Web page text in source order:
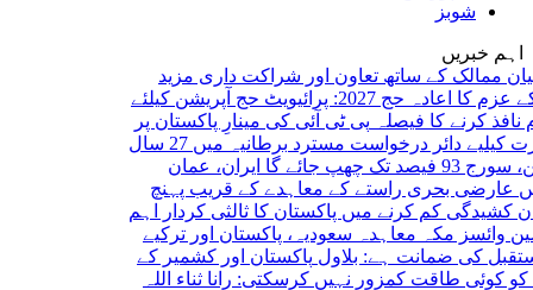
شوبز
اہم خبریں
کے ساتھ تعاون اور شراکت داری مزید
اعادہ
حج 2027: پرائیویٹ حج آپریشن کیلئے
کرنے کا فیصلہپی ٹی آئی کی مینارِ پاکستان پر
دائر درخواست مسترد
برطانیہ میں 27 سال
گا
ایران، عمان
بحری راستے کے معاہدے کے قریب پہنچ
کم کرنے میں پاکستان کا ثالثی کردار اہم
مکہ معاہدہ سعودیہ، پاکستان اور ترکیے
ضمانت ہے: بلاول پاکستان اور کشمیر کے
کمزور نہیں کرسکتی: رانا ثناء اللہ